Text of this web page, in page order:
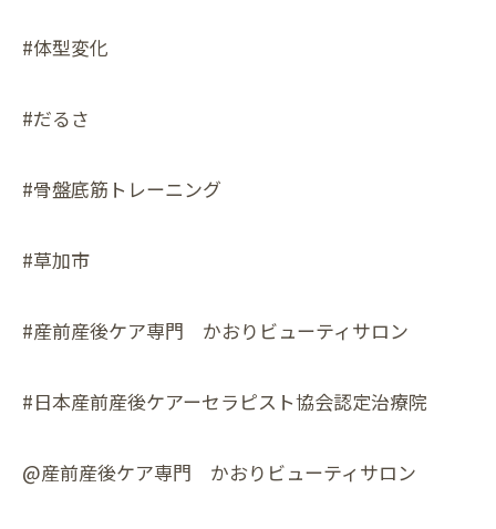
#体型変化
#だるさ
#骨盤底筋トレーニング
#草加市
#産前産後ケア専門 かおりビューティサロン
#日本産前産後ケアーセラピスト協会認定治療院
@産前産後ケア専門 かおりビューティサロン